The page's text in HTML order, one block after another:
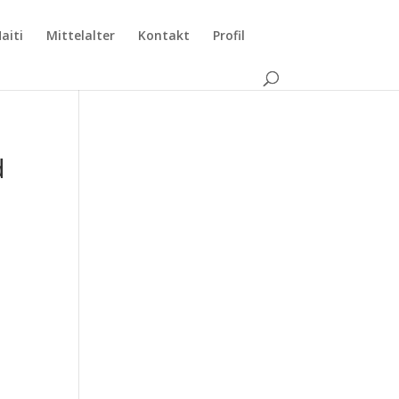
Mittelalter Kontakt Profil